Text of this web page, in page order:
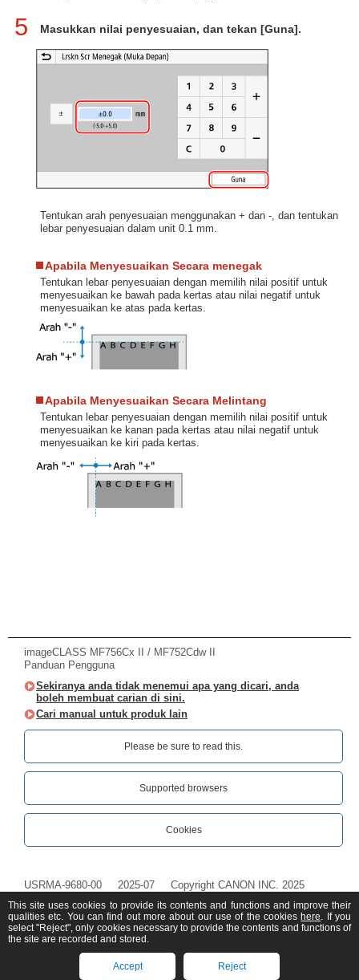
5 Masukkan nilai penyesuaian, dan tekan [Guna].
Tentukan arah penyesuaian menggunakan + dan -, dan tentukan
lebar penyesuaian dalam unit 0.1 mm.
Apabila Menyesuaikan Secara menegak
Tentukan lebar penyesuaian dengan memilih nilai positif untuk
menyesuaikan ke bawah pada kertas atau nilai negatif untuk
menyesuaikan ke atas pada kertas.
Apabila Menyesuaikan Secara Melintang
Tentukan lebar penyesuaian dengan memilih nilai positif untuk
menyesuaikan ke kanan pada kertas atau nilai negatif untuk
menyesuaikan ke kiri pada kertas.
imageCLASS MF756Cx II / MF752Cdw II
Panduan Pengguna
Sekiranya anda tidak menemui apa yang dicari, anda
boleh membuat carian di sini.
Cari manual untuk produk lain
Please be sure to read this.‎
Supported browsers
Cookies
USRMA-9680-00 2025-07 Copyright CANON INC. 2025
This site uses cookies to provide its contents and functions and improve their
qualities etc. You can find out more about our use of the cookies here. If you
select "Reject", only cookies necessary to provide the contents and functions of
the site are recorded and stored.
Accept Reject